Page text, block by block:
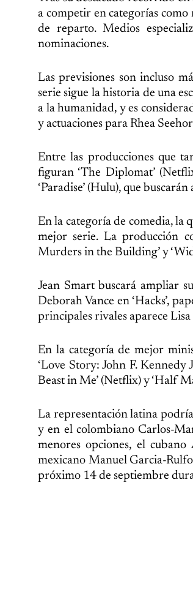
a competir en categorías
de reparto. Medios
nominaciones.
Las previsiones son incluso
serie sigue la historia de una
a la humanidad, y es
y actuaciones para Rhea
Entre las producciones que
figuran ‘The Diplomat’
‘Paradise’ (Hulu), que
En la categoría de comedia, la
mejor serie. La producción
Murders in the Building’ y
Jean Smart buscará ampliar
Deborah Vance en ‘Hacks’,
principales rivales aparece
En la categoría de mejor
‘Love Story: John F. Kennedy
Beast in Me’ (Netflix) y ‘Half
La representación latina
y en el colombiano Carlos-
menores opciones, el
mexicano Manuel Garcia-
próximo 14 de septiembre